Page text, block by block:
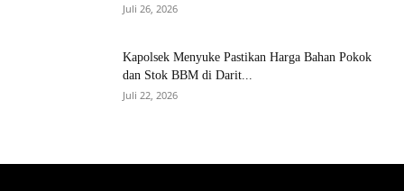
Juli 26, 2026
Kapolsek Menyuke Pastikan Harga Bahan Pokok
dan Stok BBM di Darit...
Juli 22, 2026